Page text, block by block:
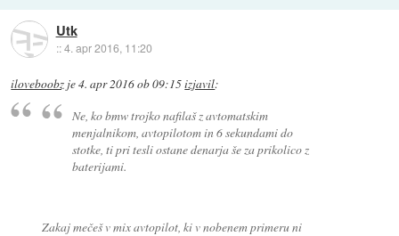
Utk
::4. apr 2016, 11:20
iloveboobz je4. apr 2016 ob 09:15izjavil:
Ne, ko bmw trojko nafilaš z avtomatskim
menjalnikom, avtopilotom in 6 sekundami do
stotke, ti pri tesli ostane denarja še za prikolico z
baterijami.
Zakaj mečeš v mix avtopilot, ki v nobenem primeru ni